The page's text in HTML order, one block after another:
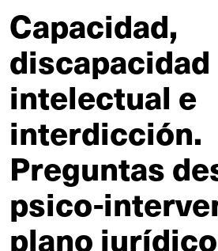
Capacidad,
discapacidad
intelectual e
interdicción.
Preguntas
psico-
plano